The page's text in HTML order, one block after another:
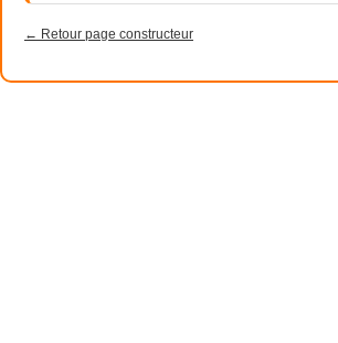
← Retour page constructeur